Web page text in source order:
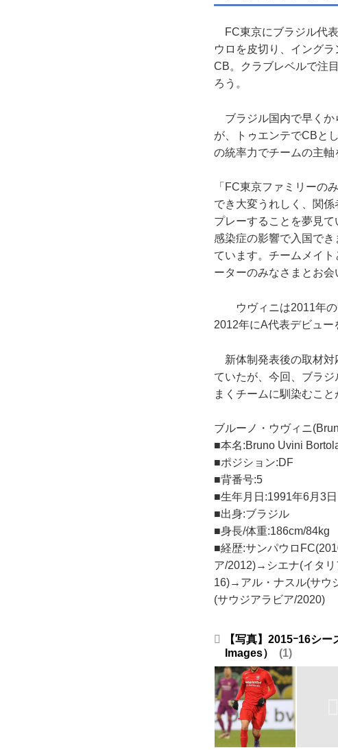
FC東京にブラジル代
ウロを皮切り、イング
CB。クラブレベルで注
ろう。
ブラジル国内で早くか
が、トゥエンテでCBと
の統率力でチームの主軸
「FC東京ファミリーの
でき大変うれしく、関
プレーすることを夢見
感染症の影響で入国で
ています。チームメイ
ーターのみなさまとお会
ウヴィニは2011年のU
2012年にA代表デビュー
新体制発表後の取材対
ていたが、今回、ブラ
まくチームに馴染むこ
ブルーノ・ウヴィニ
■本名:Bruno Uvini
■ポジション:DF
■背番号:5
■生年月日:1991年6月3日
■出身:ブラジル
■身長/体重:186cm/84kg
■経歴:サンパウロ
ア/2012)→シエナ(イタ
16)→アル・ナスル(サウ
(サウジアラビア/2020)
【写真】2015ｰ16シ
Images）
1